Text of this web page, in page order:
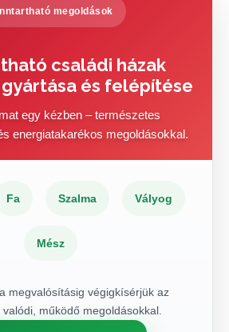
megoldások
családi házak
és felépítése
egy kézben – természetes
energiatakarékos megoldásokkal.
Fa Szalma Vályog
Mész
megvalósításig végigkísérjük az
működő megoldásokkal.